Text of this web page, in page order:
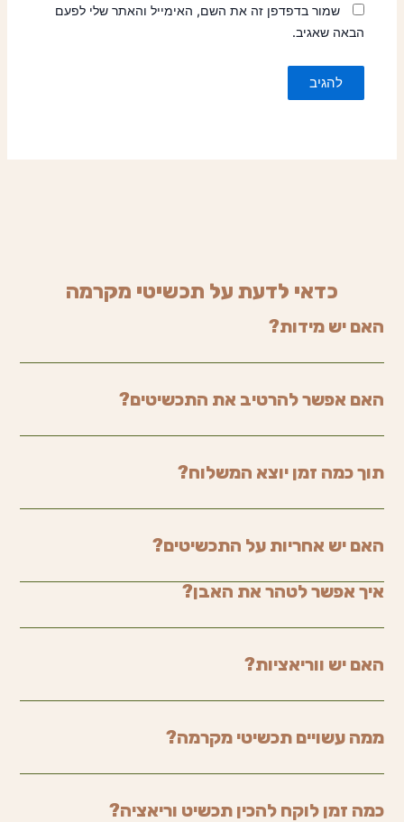
שמור בדפדפן זה את השם, האימייל והאתר שלי לפעם
הבאה שאגיב.
כדאי לדעת על תכשיטי מקרמה
האם יש מידות?
האם אפשר להרטיב את התכשיטים?
תוך כמה זמן יוצא המשלוח?
האם יש אחריות על התכשיטים?
איך אפשר לטהר את האבן?
האם יש ווריאציות?
ממה עשויים תכשיטי מקרמה?
כמה זמן לוקח להכין תכשיט וריאציה?